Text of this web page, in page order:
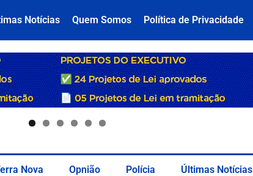
Notícias Quem Somos Política de Privacidade
Nova Opnião Polícia Últimas Notícias